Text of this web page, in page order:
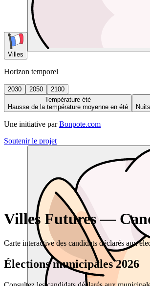
Villes
Horizon temporel
2030 2050
2100
Température été
Hausse de la température moyenne en été
Une initiative par Bonpote.com
Soutenir le projet
Villes Futures —
Carte interactive des candidats déclarés aux
Élections municipales 2026